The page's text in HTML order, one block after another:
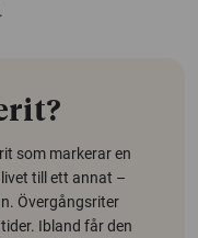
som markerar en
till ett annat –
Övergångsriter
Ibland får den